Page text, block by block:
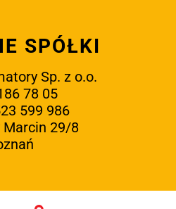
SPÓŁKI
Sp. z o.o.
78 05
599 986
Marcin 29/8